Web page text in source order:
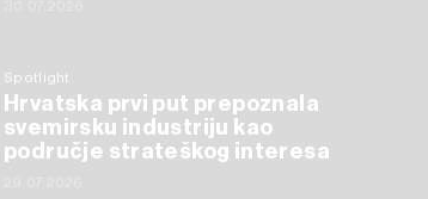
Spotlight
Hrvatska prvi put prepoznala
svemirsku industriju kao
područje strateškog interesa